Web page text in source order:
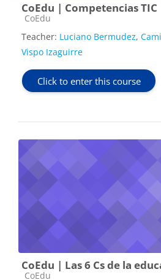
CoEdu | Competencias TIC
Course category
CoEdu
Teacher: Luciano Bermudez,
Vispo Izaguirre
Click to enter this course
CoEdu | Las 6 Cs de la
Course category
CoEdu